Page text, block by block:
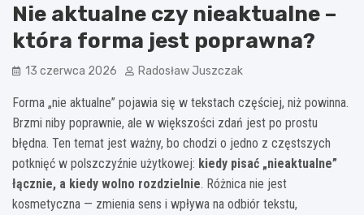
Nie aktualne czy nieaktualne –
która forma jest poprawna?
13 czerwca 2026 Radosław Juszczak
Forma „nie aktualne” pojawia się w tekstach częściej, niż powinna.
Brzmi niby poprawnie, ale w większości zdań jest po prostu
błędna. Ten temat jest ważny, bo chodzi o jedno z częstszych
potknięć w polszczyźnie użytkowej: kiedy pisać „nieaktualne”
łącznie, a kiedy wolno rozdzielnie. Różnica nie jest
kosmetyczna — zmienia sens i wpływa na odbiór tekstu,